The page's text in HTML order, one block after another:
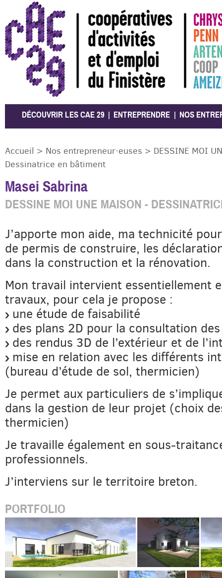
CAE 29
DÉCOUVRIR LES CAE 29 ENTREPRENDRE NOS
Accueil > Nos entrepreneur·euses > DESSINE MOI
Dessinatrice en bâtiment
Masei Sabrina
DESSINE MOI UNE MAISON -
J’apporte mon aide, ma technicité
de permis de construire, les
dans la construction et la rénovation.
Mon travail intervient essentiellement
travaux, pour cela je propose :
une étude de faisabilité
des plans 2D pour la consultation
des rendus 3D de l’extérieur et de
mise en relation avec les différents
(bureau d’étude de sol, thermicien)
Je permet aux particuliers de
dans la gestion de leur projet (choix
thermicien)
Je travaille également en sous-
professionnels.
J’interviens sur le territoire breton.
PORTFOLIO